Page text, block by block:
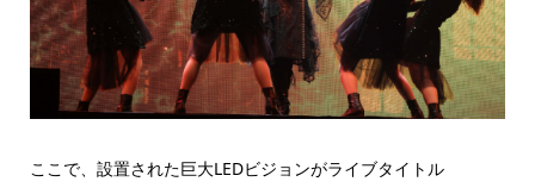
ここで、設置された巨大LEDビジョンがライブタイトル